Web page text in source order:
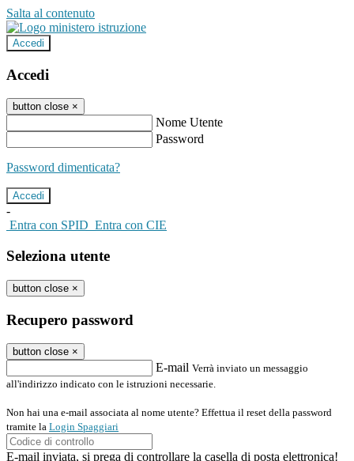
Salta al contenuto
Accedi
Accedi
button close ×
Nome Utente
Password
Password dimenticata?
-
Entra con SPID Entra con CIE
Seleziona utente
button close ×
Recupero password
button close ×
E-mail Verrà inviato un messaggio
all'indirizzo indicato con le istruzioni necessarie.
Non hai una e-mail associata al nome utente? Effettua il reset della password
tramite la Login Spaggiari
E-mail inviata, si prega di controllare la casella di posta elettronica!